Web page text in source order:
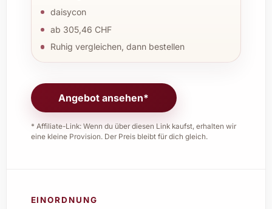
daisycon
ab 305,46 CHF
Ruhig vergleichen, dann bestellen
Angebot ansehen*
* Affiliate-Link: Wenn du über diesen Link kaufst, erhalten wir
eine kleine Provision. Der Preis bleibt für dich gleich.
EINORDNUNG